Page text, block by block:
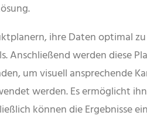
ihre Daten optimal
werden diese
um visuell ansprechende
werden. Es ermöglicht
können die Ergebnisse